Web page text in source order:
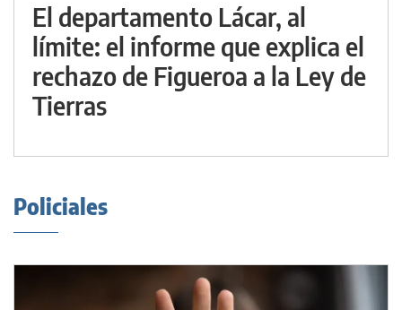
El departamento Lácar, al
límite: el informe que explica el
rechazo de Figueroa a la Ley de
Tierras
Policiales